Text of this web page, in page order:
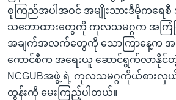
စုကြည်အပါအဝင် အမျိုးသားဒီမိုကရေစီ
သဘောထားတွေကို ကုလသမဂ္ဂက အကြံ
အချက်အလက်တွေကို သောကြာနေ့က အစီ
ကောင်စီက အရေးယူ ဆောင်ရွက်လာနိုင်
NCGUBအဖွဲ့ ရဲ့ ကုလသမဂ္ဂကိုယ်စားလှ
ထွန်းကို မေးကြည့်ပါတယ်။